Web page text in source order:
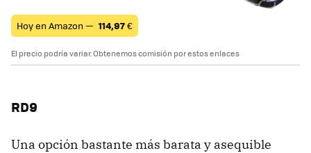
Hoy en Amazon — 114,97€
El precio podría variar. Obtenemos comisión por estos enlaces
RD9
Una opción bastante más barata y asequible